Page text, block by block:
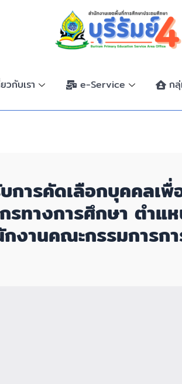
วกับเรา e-Service ก
การคัดเลือกบุคคลเ
รทางการศึกษา ตำ
งานคณะกรรมการ